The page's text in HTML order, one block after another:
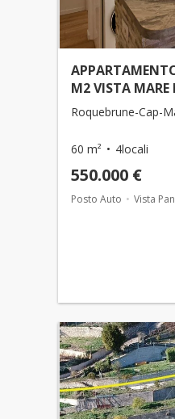
M2 VISTA
Roquebrune-Cap-
60 m² 4locali
550.000 €
Posto Auto Vista